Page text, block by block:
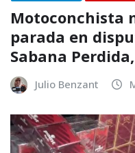
Motoconchista
parada en
Sabana Perdida,
Julio Benzant